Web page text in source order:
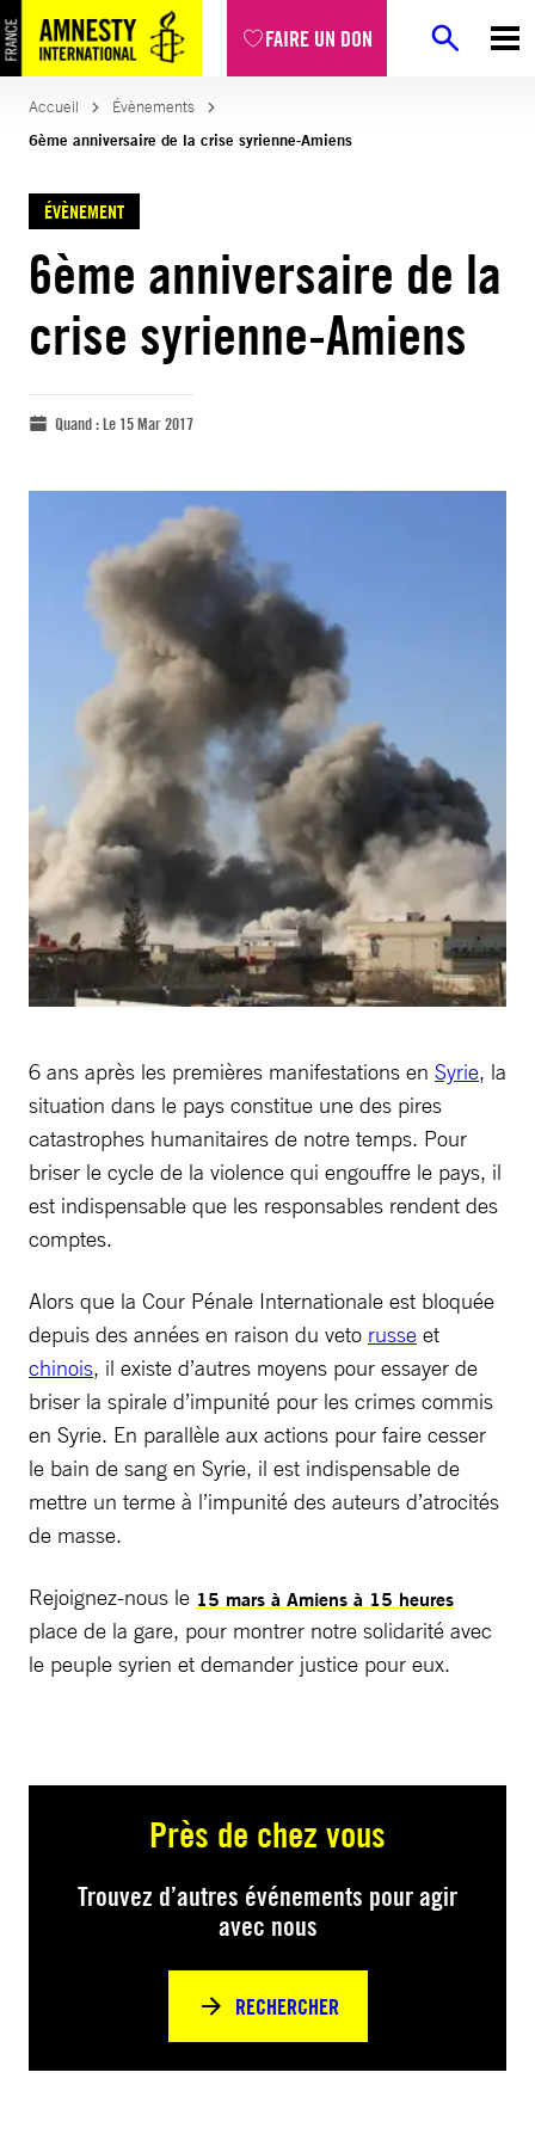
FAIRE UN DON
Accueil
Évènements
6ème anniversaire de la crise syrienne-Amiens
ÉVÈNEMENT
6ème anniversaire de la
crise syrienne-Amiens
Quand :Le 15 Mar 2017
6 ans après les premières manifestations en Syrie, la
situation dans le pays constitue une des pires
catastrophes humanitaires de notre temps. Pour
briser le cycle de la violence qui engouffre le pays, il
est indispensable que les responsables rendent des
comptes.
Alors que la Cour Pénale Internationale est bloquée
depuis des années en raison du veto russe et
chinois, il existe d’autres moyens pour essayer de
briser la spirale d’impunité pour les crimes commis
en Syrie. En parallèle aux actions pour faire cesser
le bain de sang en Syrie, il est indispensable de
mettre un terme à l’impunité des auteurs d’atrocités
de masse.
Rejoignez-nous le 15 mars à Amiens à 15 heures
place de la gare, pour montrer notre solidarité avec
le peuple syrien et demander justice pour eux.
Près de chez vous
Trouvez d’autres événements pour agir
avec nous
RECHERCHER